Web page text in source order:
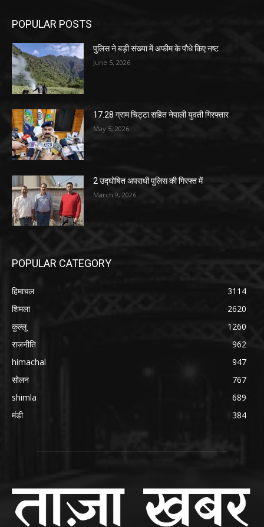
POPULAR POSTS
पुलिस ने बड़ी संख्या में अफीम के पौधे किए नष्ट
June 5, 2026
17.28 ग्राम चिट्टा सहित नेपाली युवती गिरफ्तार
May 5, 2026
2 उद्घोषित अपराधी पुलिस की गिरफ्त में
March 9, 2026
POPULAR CATEGORY
हिमाचल
3114
शिमला
2620
कुल्लू
1260
राजनीति
962
himachal
947
सोलन
767
shimla
689
मंडी
384